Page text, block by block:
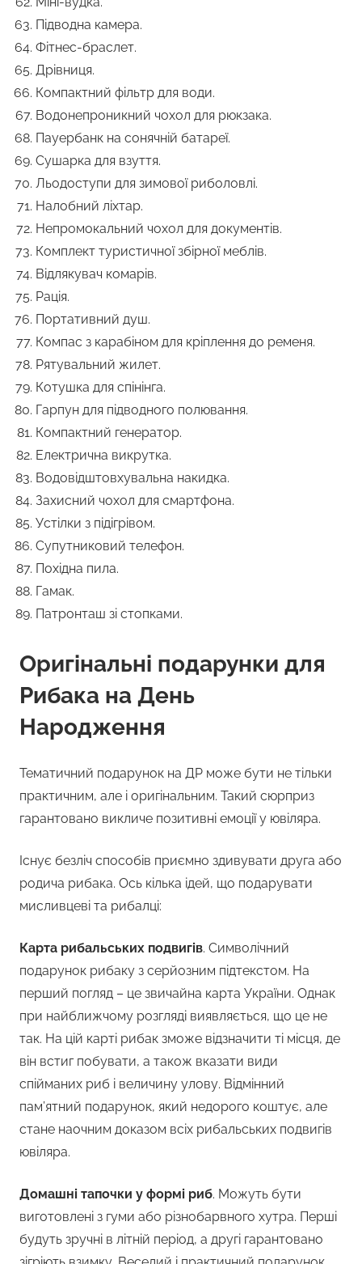
Підводна камера.
Фітнес-браслет.
Дрівниця.
Компактний фільтр для води.
Водонепроникний чохол для рюкзака.
Пауербанк на сонячній батареї.
Сушарка для взуття.
Льодоступи для зимової риболовлі.
Налобний ліхтар.
Непромокальний чохол для документів.
Комплект туристичної збірної меблів.
Відлякувач комарів.
Рація.
Портативний душ.
Компас з карабіном для кріплення до ременя.
Рятувальний жилет.
Котушка для спінінга.
Гарпун для підводного полювання.
Компактний генератор.
Електрична викрутка.
Водовідштовхувальна накидка.
Захисний чохол для смартфона.
Устілки з підігрівом.
Супутниковий телефон.
Похідна пила.
Гамак.
Патронташ зі стопками.
Оригінальні подарунки для
Рибака на День
Народження
Тематичний подарунок на ДР може бути не тільки
практичним, але і оригінальним. Такий сюрприз
гарантовано викличе позитивні емоції у ювіляра.
Існує безліч способів приємно здивувати друга або
родича рибака. Ось кілька ідей, що подарувати
мисливцеві та рибалці:
Карта рибальських подвигів. Символічний
подарунок рибаку з серйозним підтекстом. На
перший погляд – це звичайна карта України. Однак
при найближчому розгляді виявляється, що це не
так. На цій карті рибак зможе відзначити ті місця, де
він встиг побувати, а також вказати види
спійманих риб і величину улову. Відмінний
пам’ятний подарунок, який недорого коштує, але
стане наочним доказом всіх рибальських подвигів
ювіляра.
Домашні тапочки у формі риб. Можуть бути
виготовлені з гуми або різнобарвного хутра. Перші
будуть зручні в літній період, а другі гарантовано